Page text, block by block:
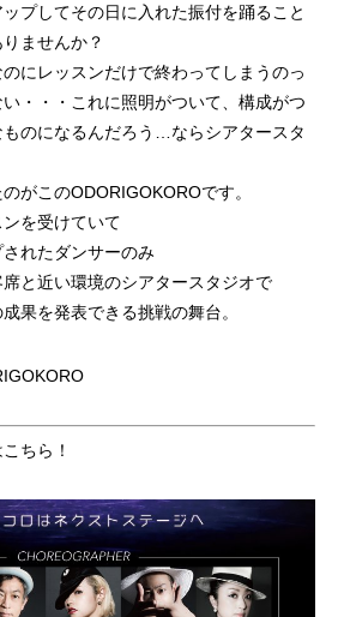
プしてその日に入れた振付を踊ること
ませんか？
にレッスンだけで終わってしまうのっ
・・・これに照明がついて、構成がつ
のになるんだろう…ならシアタースタ
がこのODORIGOKOROです。
を受けていて
れたダンサーのみ
と近い環境のシアタースタジオで
果を発表できる挑戦の舞台。
ちら！